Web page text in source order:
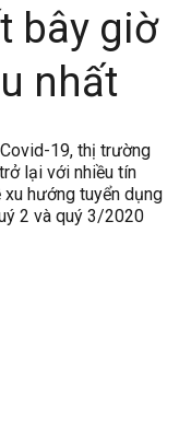
bây giờ
nhất
19, thị trường
lại với nhiều tín
xu hướng tuyển dụng
2 và quý 3/2020